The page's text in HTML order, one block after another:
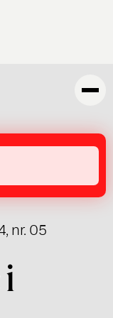
nr. 05